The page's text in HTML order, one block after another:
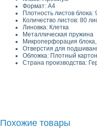
Плотность
Количество листов: 80
Линовка:
Металлическая
Микроперфорация
Отверстия для
Обложка: Плотный картон
Страна производства:
Похожие товары